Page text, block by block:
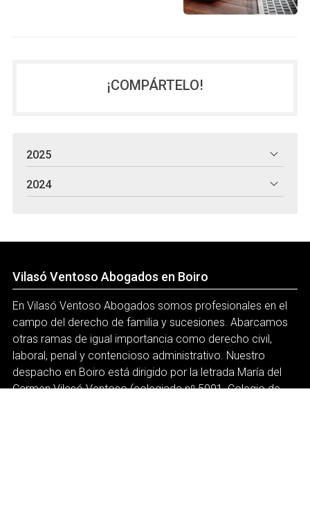
¡COMPÁRTELO!
2025
2024
Vilasó Ventoso Abogados en Boiro
En Vilasó Ventoso Abogados somos profesionales en el
campo del derecho de familia y sucesiones. Abarcamos
otras ramas de igual importancia como derecho civil,
laboral, penal y contencioso administrativo. Nuestro
despacho en Boiro está dirigido por la letrada María del
Carmen Vilasó Ventoso (colegiada nº 5091, Colegio de